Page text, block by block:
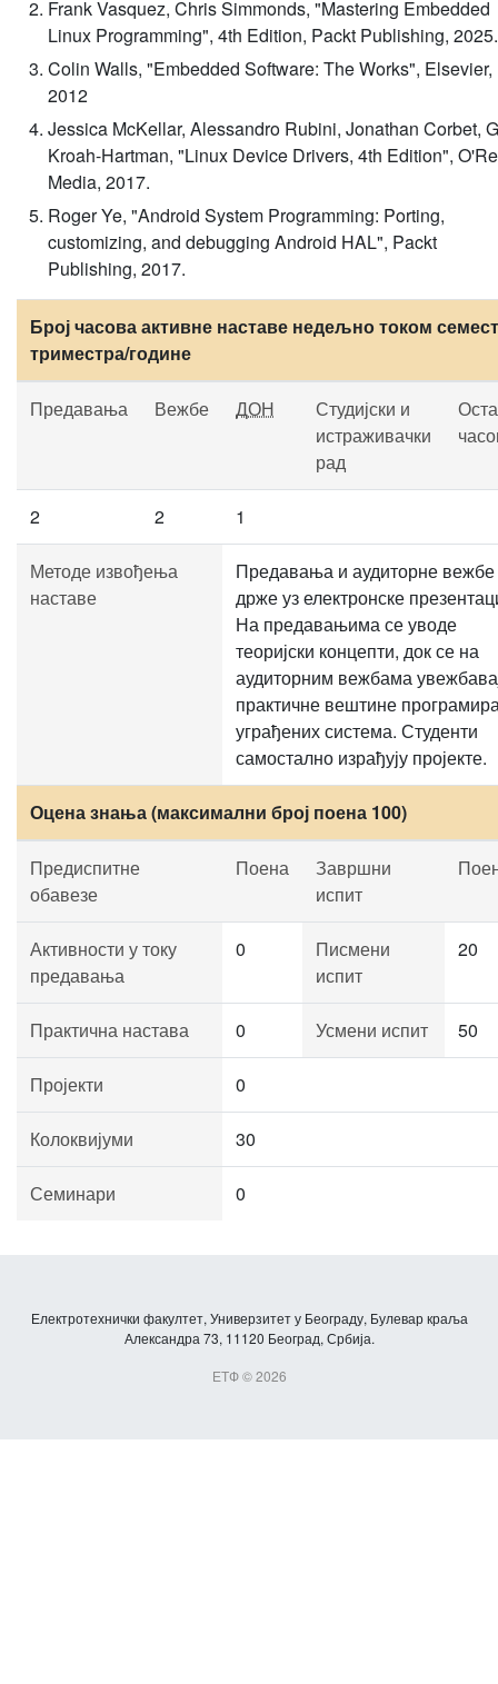
Frank Vasquez, Chris Simmonds, "Mastering Embedded
Linux Programming", 4th Edition, Packt Publishing, 2025.
Colin Walls, "Embedded Software: The Works", Elsevier,
2012
Jessica McKellar, Alessandro Rubini, Jonathan Corbet,
Kroah-Hartman, "Linux Device Drivers, 4th Edition",
Media, 2017.
Roger Ye, "Android System Programming: Porting,
customizing, and debugging Android HAL", Packt
Publishing, 2017.
Број часова активне наставе недељно током
триместра/године
Предавања Вежбе ДОН
Студијски и
истраживачки
рад
2 2 1
Методе извођења
наставе
Предавања и аудиторне вежбе
држе уз електронске
На предавањима се уводе
теоријски концепти, док се на
аудиторним вежбама
практичне вештине
уграђених система. Студенти
самостално израђују пројекте.
Оцена знања (максимални број поена 100)
Предиспитне
обавезе
Поена
Завршни
испит
Активности у току
предавања
0
Писмени
испит
20
Практична настава 0 Усмени испит 50
Пројекти 0
Колоквијуми 30
Семинари 0
Електротехнички факултет, Универзитет у Београду, Булевар краља
Александра 73, 11120 Београд, Србија.
ЕТФ © 2026